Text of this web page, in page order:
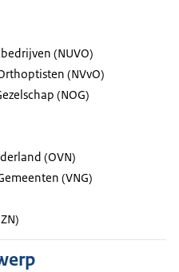
(NUVO)
(NVvO)
(NOG)
(OVN)
(VNG)